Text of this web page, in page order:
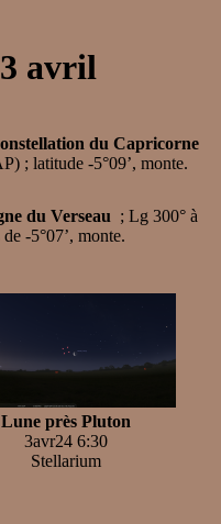
avril
du Capricorne
; latitude -5°09’, monte.
du Verseau ; Lg 300° à
-5°07’, monte.
Lune près Pluton
3avr24 6:30
Stellarium